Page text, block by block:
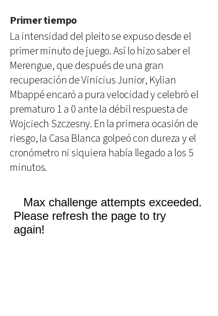
Primer tiempo
La intensidad del pleito se expuso desde el
primer minuto de juego. Así lo hizo saber el
Merengue, que después de una gran
recuperación de Vinicius Junior, Kylian
Mbappé encaró a pura velocidad y celebró el
prematuro 1 a 0 ante la débil respuesta de
Wojciech Szczesny. En la primera ocasión de
riesgo, la Casa Blanca golpeó con dureza y el
cronómetro ni siquiera había llegado a los 5
minutos.